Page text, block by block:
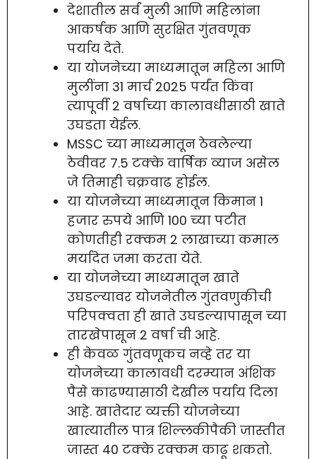
देशातील सर्व मुली आणि महिलांना
आकर्षक आणि सुरक्षित गुंतवणूक
पर्याय देते.
या योजनेच्या माध्यमातून महिला आणि
मुलींना 31 मार्च 2025 पर्यंत किंवा
त्यापूर्वी 2 वर्षाच्या कालावधीसाठी खाते
उघडता येईल.
MSSC च्या माध्यमातून ठेवलेल्या
ठेवीवर 7.5 टक्के वार्षिक व्याज असेल
जे तिमाही चक्रवाढ होईल.
या योजनेच्या माध्यमातून किमान 1
हजार रुपये आणि 100 च्या पटीत
कोणतीही रक्कम 2 लाखाच्या कमाल
मर्यादेत जमा करता येते.
या योजनेच्या माध्यमातून खाते
उघडल्यावर योजनेतील गुंतवणुकीची
परिपक्वता ही खाते उघडल्यापासून च्या
तारखेपासून 2 वर्षा ची आहे.
ही केवळ गुंतवणूकच नव्हे तर या
योजनेच्या कालावधी दरम्यान अंशिक
पैसे काढण्यासाठी देखील पर्याय दिला
आहे. खातेदार व्यक्ती योजनेच्या
खात्यातील पात्र शिल्लकीपैकी जास्तीत
जास्त 40 टक्के रक्कम काढू शकतो.